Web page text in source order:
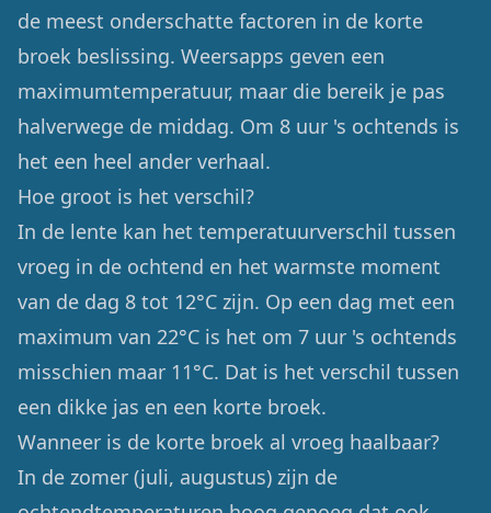
de meest onderschatte factoren in de korte
broek beslissing. Weersapps geven een
maximumtemperatuur, maar die bereik je pas
halverwege de middag. Om 8 uur 's ochtends is
het een heel ander verhaal.
Hoe groot is het verschil?
In de lente kan het temperatuurverschil tussen
vroeg in de ochtend en het warmste moment
van de dag 8 tot 12°C zijn. Op een dag met een
maximum van 22°C is het om 7 uur 's ochtends
misschien maar 11°C. Dat is het verschil tussen
een dikke jas en een korte broek.
Wanneer is de korte broek al vroeg haalbaar?
In de zomer (juli, augustus) zijn de